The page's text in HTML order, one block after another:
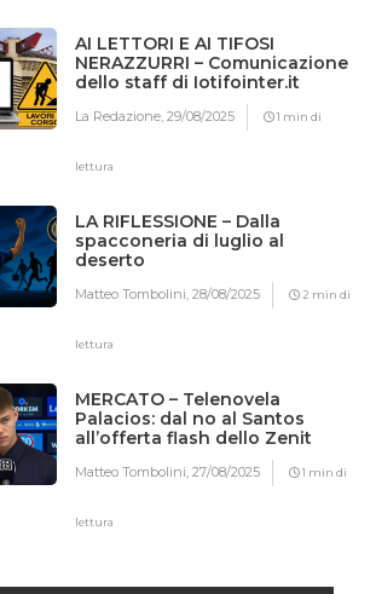
AI LETTORI E AI TIFOSI
NERAZZURRI – Comunicazione
dello staff di Iotifointer.it
La Redazione,29/08/2025 1 min di
lettura
LA RIFLESSIONE – Dalla
spacconeria di luglio al
deserto
Matteo Tombolini,28/08/2025 2 min di
lettura
MERCATO – Telenovela
Palacios: dal no al Santos
all’offerta flash dello Zenit
Matteo Tombolini,27/08/2025 1 min di
lettura